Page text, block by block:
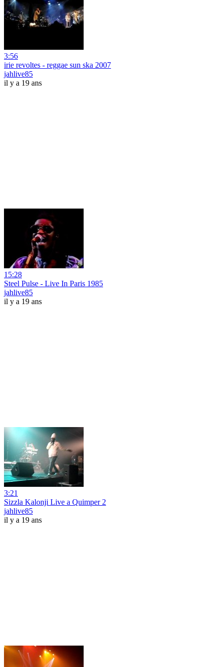
3:56
irie revoltes - reggae sun ska 2007
jahlive85
il y a 19 ans
15:28
Steel Pulse - Live In Paris 1985
jahlive85
il y a 19 ans
3:21
Sizzla Kalonji Live a Quimper 2
jahlive85
il y a 19 ans